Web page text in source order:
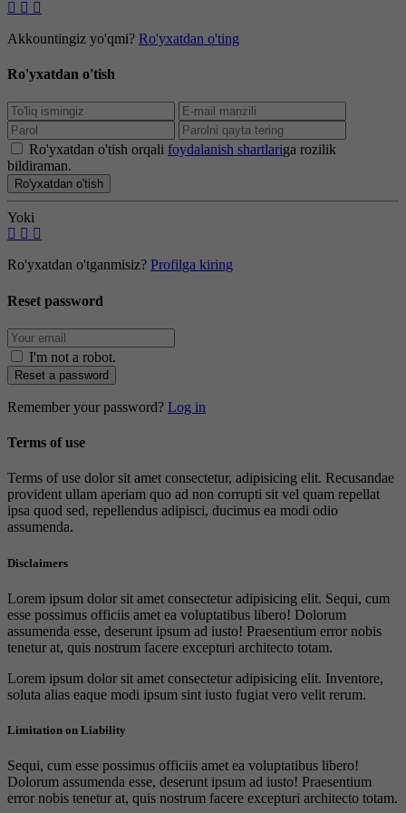
Akkountingiz yo'qmi? Ro'yxatdan o'ting
Ro'yxatdan o'tish
Ro'yxatdan o'tish orqali foydalanish shartlariga rozilik
bildiraman.
Ro'yxatdan o'tish
Yoki
Ro'yxatdan o'tganmisiz? Profilga kiring
Reset password
I'm not a robot.
Reset a password
Remember your password? Log in
Terms of use
Terms of use dolor sit amet consectetur, adipisicing elit. Recusandae
provident ullam aperiam quo ad non corrupti sit vel quam repellat
ipsa quod sed, repellendus adipisci, ducimus ea modi odio
assumenda.
Disclaimers
Lorem ipsum dolor sit amet consectetur adipisicing elit. Sequi, cum
esse possimus officiis amet ea voluptatibus libero! Dolorum
assumenda esse, deserunt ipsum ad iusto! Praesentium error nobis
tenetur at, quis nostrum facere excepturi architecto totam.
Lorem ipsum dolor sit amet consectetur adipisicing elit. Inventore,
soluta alias eaque modi ipsum sint iusto fugiat vero velit rerum.
Limitation on Liability
Sequi, cum esse possimus officiis amet ea voluptatibus libero!
Dolorum assumenda esse, deserunt ipsum ad iusto! Praesentium
error nobis tenetur at, quis nostrum facere excepturi architecto totam.